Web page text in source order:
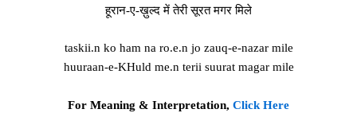
हूरान-ए-ख़ुल्द में तेरी सूरत मगर मिले
taskii.n ko ham na ro.e.n jo zauq-e-nazar mile
huuraan-e-KHuld me.n terii suurat magar mile
For Meaning & Interpretation, Click Here